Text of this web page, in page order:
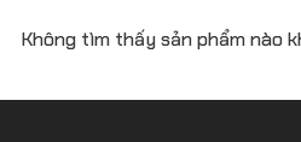
Không tìm thấy sản phẩm nào